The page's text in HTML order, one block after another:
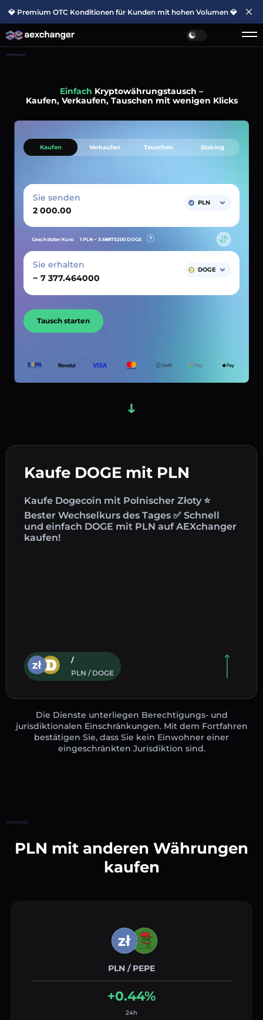
💎 Premium OTC Konditionen für Kunden mit hohen Volumen 💎
Startseite
Einfach Kryptowährungstausch –
Kaufen, Verkaufen, Tauschen mit wenigen Klicks
Kaufe DOGE mit PLN
Kaufe Dogecoin mit Polnischer Złoty ⭐
Bester Wechselkurs des Tages ✅ Schnell
und einfach DOGE mit PLN auf AEXchanger
kaufen!
/
PLN / DOGE
Kaufen Verkaufen Tauschen Staking
Sie senden PLN
Geschätzter Kurs: 1 PLN ~ 3.68873200 DOGE
Sie erhalten
~
DOGE
Tausch starten
Die Dienste unterliegen Berechtigungs- und
jurisdiktionalen Einschränkungen. Mit dem Fortfahren
bestätigen Sie, dass Sie kein Einwohner einer
eingeschränkten Jurisdiktion sind.
Startseite
PLN mit anderen Währungen
kaufen
PLN / PEPE
+0.44%
24h